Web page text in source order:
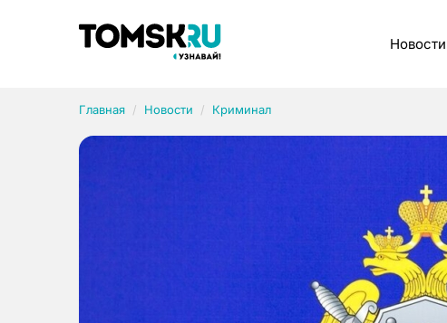
Новости
Главная Новости Криминал
Рубрики